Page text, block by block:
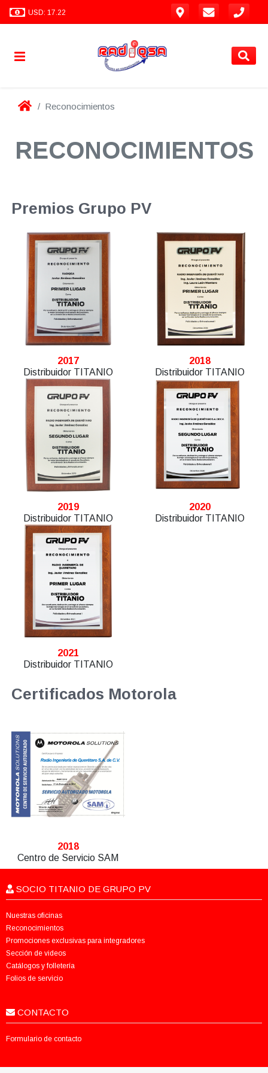
USD: 17.22
Reconocimientos
RECONOCIMIENTOS
Premios Grupo PV
2017
Distribuidor TITANIO
2018
Distribuidor TITANIO
2019
Distribuidor TITANIO
2020
Distribuidor TITANIO
2021
Distribuidor TITANIO
Certificados Motorola
2018
Centro de Servicio SAM
SOCIO TITANIO DE GRUPO PV
Nuestras oficinas
Reconocimientos
Promociones exclusivas para integradores
Sección de videos
Catálogos y folletería
Folios de servicio
CONTACTO
Formulario de contacto